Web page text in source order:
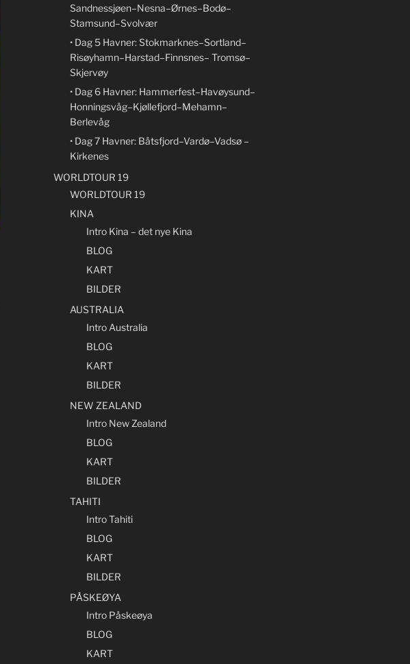
Sandnessjøen–Nesna–Ørnes–Bodø–
Stamsund–Svolvær
• Dag 5 Havner: Stokmarknes–Sortland–
Risøyhamn–Harstad–Finnsnes– Tromsø–
Skjervøy
• Dag 6 Havner: Hammerfest–Havøysund–
Honningsvåg–Kjøllefjord–Mehamn–
Berlevåg
• Dag 7 Havner: Båtsfjord–Vardø–Vadsø –
Kirkenes
WORLDTOUR 19
WORLDTOUR 19
KINA
Intro Kina – det nye Kina
BLOG
KART
BILDER
AUSTRALIA
Intro Australia
BLOG
KART
BILDER
NEW ZEALAND
Intro New Zealand
BLOG
KART
BILDER
TAHITI
Intro Tahiti
BLOG
KART
BILDER
PÅSKEØYA
Intro Påskeøya
BLOG
KART